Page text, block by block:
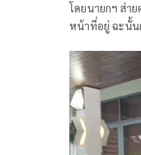
โดยนายกฯ ส่า
หน้าที่อยู่ ฉะนั้น